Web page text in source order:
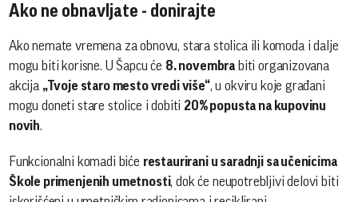
Ako ne obnavljate - donirajte
Ako nemate vremena za obnovu, stara stolica ili komoda i dalje
mogu biti korisne. U Šapcu će 8. novembra biti organizovana
akcija „Tvoje staro mesto vredi više“, u okviru koje građani
mogu doneti stare stolice i dobiti 20% popusta na kupovinu
novih.
Funkcionalni komadi biće restaurirani u saradnji sa učenicima
Škole primenjenih umetnosti, dok će neupotrebljivi delovi biti